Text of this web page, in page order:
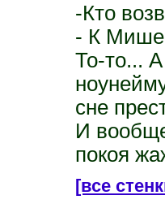
-Кто
- К Мише
То-то...
сне
И
покоя
[все